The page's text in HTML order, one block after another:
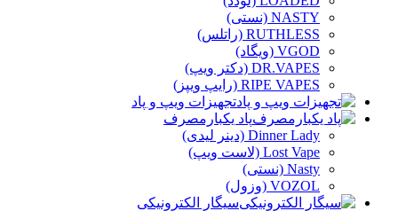
NASTY (نستی)
RUTHLESS (راتلس)
VGOD (ویگاد)
DR.VAPES (دکتر ویپ)
RIPE VAPES (رایپ ویپز)
تجهیزات ویپ و پاد
پاد یکبارمصرف
Dinner Lady (دینر لیدی)
Lost Vape (لاست ویپ)
Nasty (نستی)
VOZOL (وزول)
سیگار الکترونیکی